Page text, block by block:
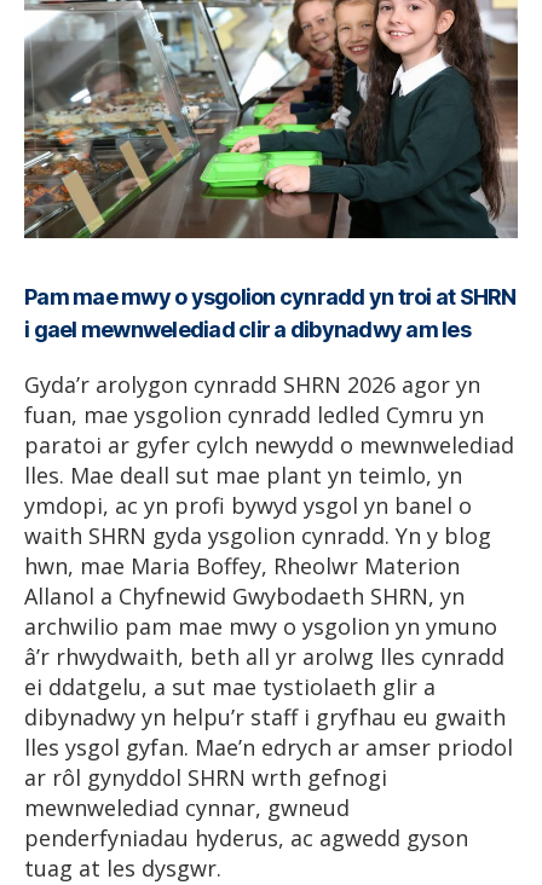
Pam mae mwy o ysgolion cynradd yn troi at SHRN
i gael mewnwelediad clir a dibynadwy am les
Gyda’r arolygon cynradd SHRN 2026 agor yn
fuan, mae ysgolion cynradd ledled Cymru yn
paratoi ar gyfer cylch newydd o mewnwelediad
lles. Mae deall sut mae plant yn teimlo, yn
ymdopi, ac yn profi bywyd ysgol yn banel o
waith SHRN gyda ysgolion cynradd. Yn y blog
hwn, mae Maria Boffey, Rheolwr Materion
Allanol a Chyfnewid Gwybodaeth SHRN, yn
archwilio pam mae mwy o ysgolion yn ymuno
â’r rhwydwaith, beth all yr arolwg lles cynradd
ei ddatgelu, a sut mae tystiolaeth glir a
dibynadwy yn helpu’r staff i gryfhau eu gwaith
lles ysgol gyfan. Mae’n edrych ar amser priodol
ar rôl gynyddol SHRN wrth gefnogi
mewnwelediad cynnar, gwneud
penderfyniadau hyderus, ac agwedd gyson
tuag at les dysgwr.